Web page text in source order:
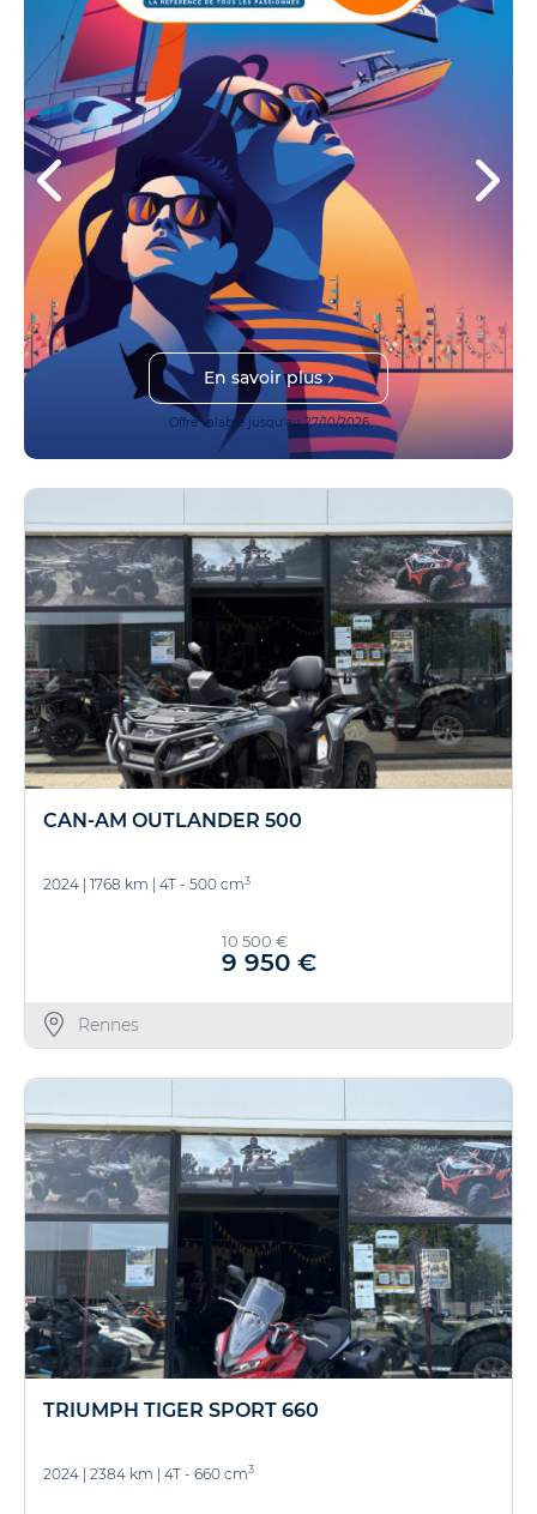
En savoir plus
Offre valable jusqu'au 27/10/2026
CAN-AM OUTLANDER 500
2024 1768 km 4T - 500 cm3
10 500 €
9 950 €
Rennes
TRIUMPH TIGER SPORT 660
2024 2384 km 4T - 660 cm3